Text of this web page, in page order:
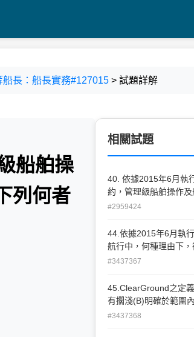
長：船長實務#127015 > 試題詳解
船舶操
列何者
相關試題
40. 依據2015年6月執
約，管理級船舶操作及
(Function)之知識範圍
訂應 急及損害管制計畫，並處置緊急狀況
(C)領導能力及管理技
#2959424
44.依據2015年6月執
航行中，何種理由下，
維護航行安全(B)保障
#3437367
45.ClearGround之定
有擱淺(B)明確於範圍
(D)有明確的證據
#3437368